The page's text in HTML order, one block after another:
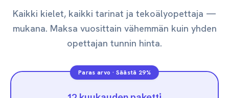
Kaikki kielet, kaikki tarinat ja tekoälyopettaja —
mukana. Maksa vuosittain vähemmän kuin yhden
opettajan tunnin hinta.
Paras arvo · Säästä 29%